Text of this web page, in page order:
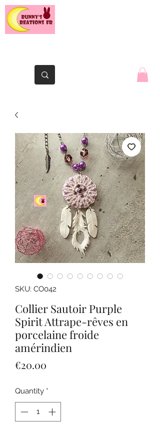
SKU: CO042
Collier Sautoir Purple
Spirit Attrape-rêves en
porcelaine froide
amérindien
€20.00
Quantity *